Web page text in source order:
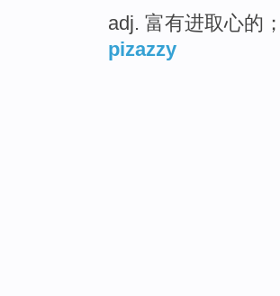
adj. 富有进取心的
pizazzy